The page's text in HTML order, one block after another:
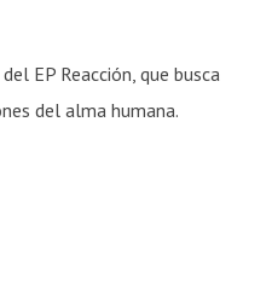
EP Reacción, que busca
del alma humana.